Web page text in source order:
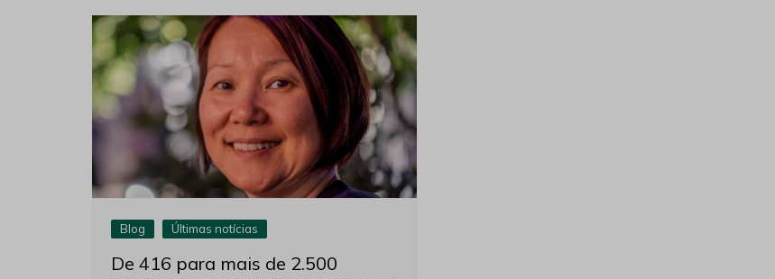
Blog Últimas notícias
De 416 para mais de 2.500